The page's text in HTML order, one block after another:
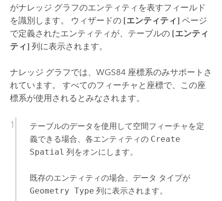
がナレッジ グラフのエンティティを表すフィールド
を識別します。 ウィザードの [エンティティ] ページ
で定義されたエンティティが、テーブルの [エンティ
ティ] 列に表示されます。
ナレッジ グラフでは、WGS84 座標系のみサポートさ
れています。 すべてのフィーチャと座標で、この座
標系が使用されるとみなされます。
テーブルのデータを使用して空間フィーチャを定
義できる場合、各エンティティの Create
Spatial 列をオンにします。
既存のエンティティの場合、データ タイプが
Geometry Type 列に表示されます。